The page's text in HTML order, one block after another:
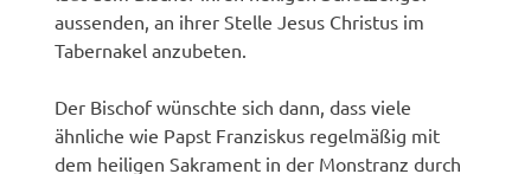
aussenden, an ihrer Stelle Jesus Christus im
Tabernakel anzubeten.
Der Bischof wünschte sich dann, dass viele
ähnliche wie Papst Franziskus regelmäßig mit
dem heiligen Sakrament in der Monstranz durch